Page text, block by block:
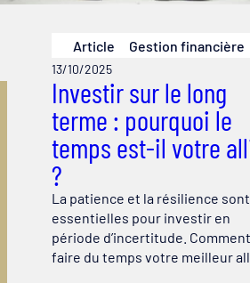
Article Gestion financière
13/10/2025
Investir sur le long
terme : pourquoi le
temps est-il votre
?
La patience et la résilience sont
essentielles pour investir en
période d’incertitude. Comment
faire du temps votre meilleur